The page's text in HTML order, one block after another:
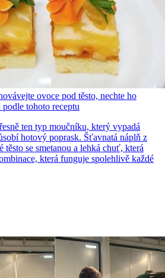
ovoce pod těsto, nechte ho
tohoto receptu
ten typ moučníku, který vypadá
hotový poprask. Šťavnatá náplň z
těsto se smetanou a lehká chuť, která
která funguje spolehlivě každé